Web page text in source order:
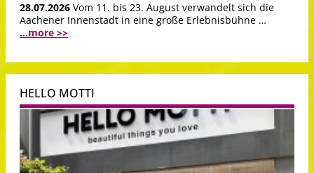
28.07.2026 Vom 11. bis 23. August verwandelt sich die
Aachener Innenstadt in eine große Erlebnisbühne …
...more >>
HELLO MOTTI